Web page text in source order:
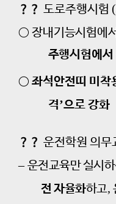
？？ 도로주행시험 (
○ 장내기능시험에
주행시험에서
○ 좌석안전띠 미착
격’으로 강화
？？ 운전학원 의무
–운전교육만 실시
전 자율화하고,